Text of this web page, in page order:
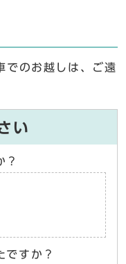
でのお越しは、ご遠
い
？
ですか？